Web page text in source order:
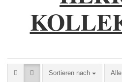
Sortieren nach
Sortieren nach